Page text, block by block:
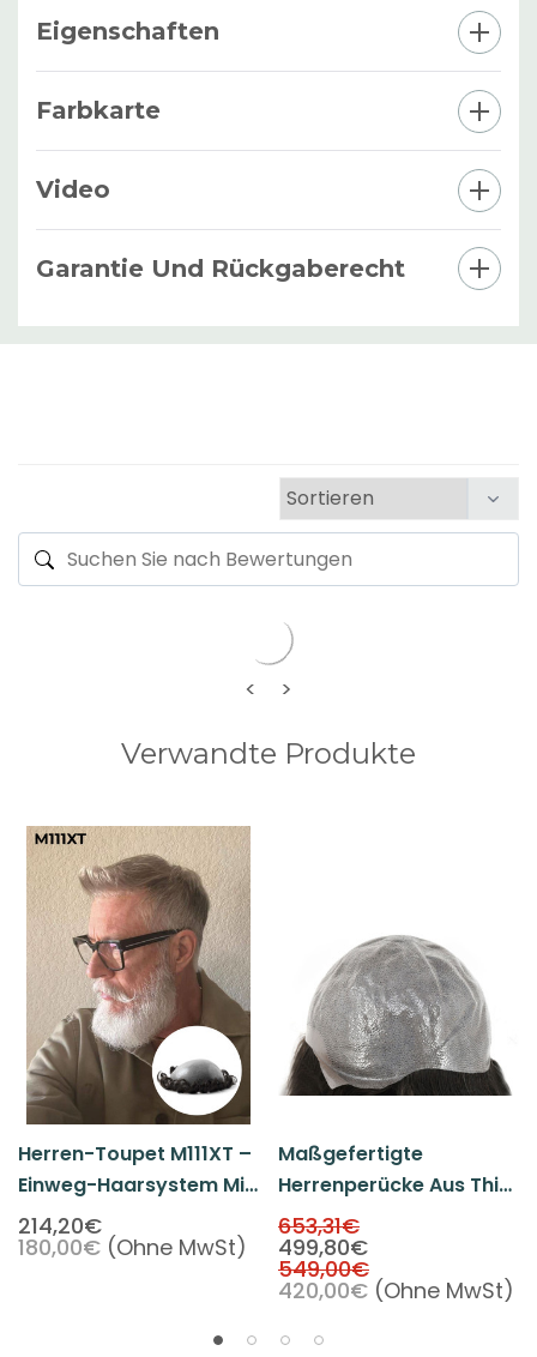
Eigenschaften
Farbkarte
Video
Garantie Und Rückgaberecht
< >
Verwandte Produkte
Herren-Toupet M111XT –
Einweg-Haarsystem Mit
Extrem Dünner Skin-
Basis
214,20€
180,00€ (Ohne MwSt)
Maßgefertigte
Herrenperücke Aus Thin
Skin (PU) – Modell #1
653,31€
499,80€
549,00€
420,00€ (Ohne MwSt)